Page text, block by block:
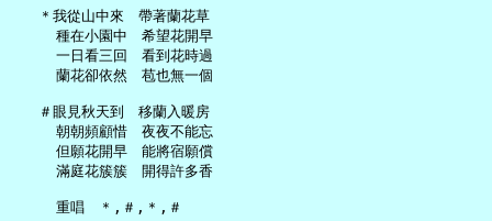
   ＊我從山中來　帶著蘭花草
     種在小園中　希望花開早
     一日看三回　看到花時過
     蘭花卻依然　苞也無一個
   ＃眼見秋天到　移蘭入暖房
     朝朝頻顧惜　夜夜不能忘
     但願花開早　能將宿願償
     滿庭花簇簇　開得許多香